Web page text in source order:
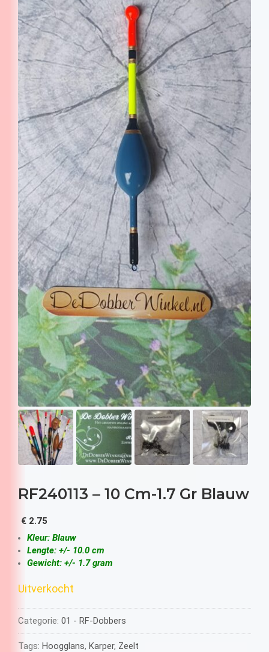
RF240113 – 10 Cm-1.7 Gr Blauw
€ 2.75
Kleur: Blauw
Lengte: +/- 10.0 cm
Gewicht: +/- 1.7 gram
Uitverkocht
Categorie: 01 - RF-Dobbers
Tags: Hoogglans, Karper, Zeelt